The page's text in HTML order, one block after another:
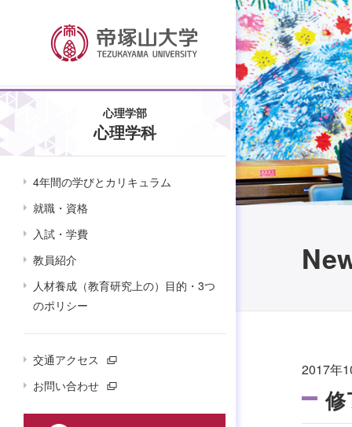
心理学部
心理学科
4年間の学びとカリキュラム
就職・資格
入試・学費
教員紹介
人材養成（教育研究上の）目的・3つ
のポリシー
交通アクセス
お問い合わせ
2017年
修